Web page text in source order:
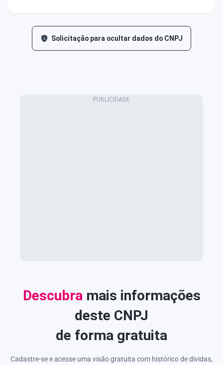
Solicitação para ocultar dados do CNPJ
Descubra mais informações
deste CNPJ
de forma gratuita
Cadastre-se e acesse uma visão gratuita com histórico de dívidas,